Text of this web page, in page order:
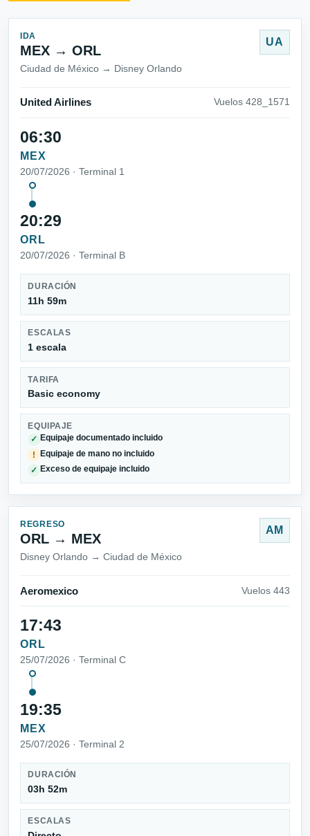
IDA
MEX → ORL
Ciudad de México → Disney Orlando
UA
United Airlines Vuelos 428_1571
06:30
MEX
20/07/2026 · Terminal 1
20:29
ORL
20/07/2026 · Terminal B
DURACIÓN
11h 59m
ESCALAS
1 escala
TARIFA
Basic economy
EQUIPAJE
✓ Equipaje documentado incluido
! Equipaje de mano no incluido
✓ Exceso de equipaje incluido
REGRESO
ORL → MEX
Disney Orlando → Ciudad de México
AM
Aeromexico Vuelos 443
17:43
ORL
25/07/2026 · Terminal C
19:35
MEX
25/07/2026 · Terminal 2
DURACIÓN
03h 52m
ESCALAS